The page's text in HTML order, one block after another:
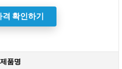
격 확인하기
제품명